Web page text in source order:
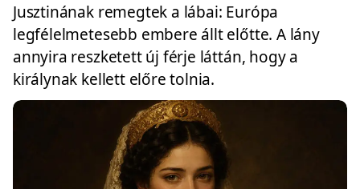
Jusztinának remegtek a lábai: Európa
legfélelmetesebb embere állt előtte. A lány
annyira reszketett új férje láttán, hogy a
királynak kellett előre tolnia.